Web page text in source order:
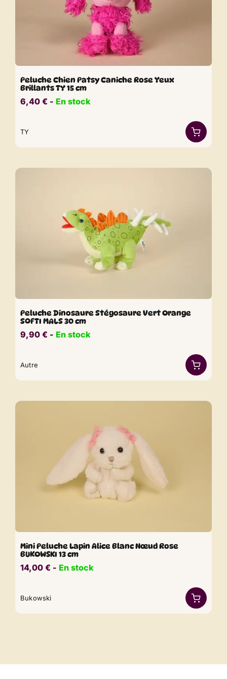
Peluche Chien Patsy Caniche Rose Yeux
Brillants TY 15 cm
6,40 € ​​ - En stock
TY
Peluche Dinosaure Stégosaure Vert Orange
SOFTI MALS 30 cm
9,90 € ​​ - En stock
Autre
Mini Peluche Lapin Alice Blanc Nœud Rose
BUKOWSKI 13 cm
14,00 € ​​ - En stock
Bukowski